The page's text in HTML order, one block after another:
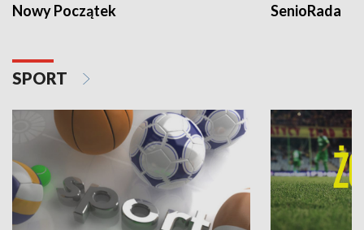
Nowy Początek SenioRada
SPORT